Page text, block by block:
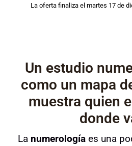
La oferta finaliza el martes 17 de
Un estudio
como un mapa
muestra quien
donde
La numerología es una